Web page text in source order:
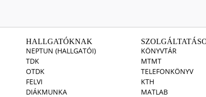
HALLGATÓKNAK
NEPTUN (HALLGATÓI)
TDK
OTDK
FELVI
DIÁKMUNKA
KÖNYVTÁR
MTMT
TELEFONKÖNYV
KTH
MATLAB